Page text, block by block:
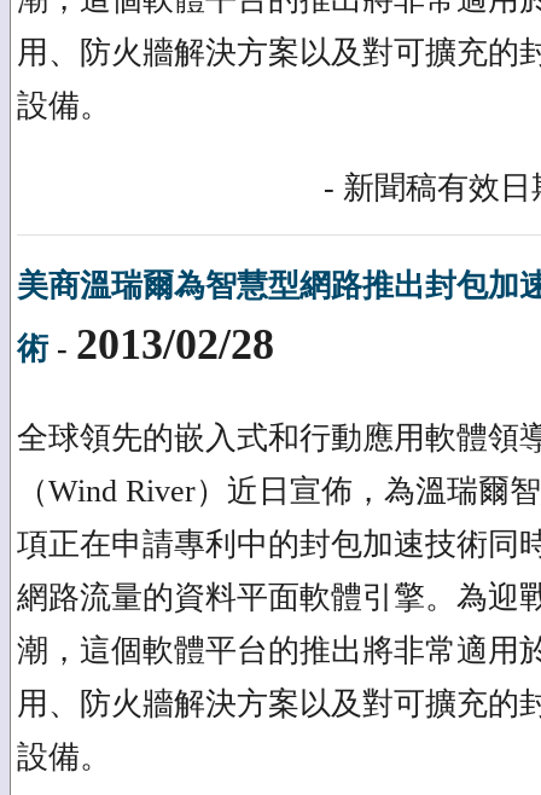
用、防火牆解決方案以及對可擴充的
設備。
- 新聞稿有效日
美商溫瑞爾為智慧型網路推出封包加
術- 2013/02/28
全球領先的嵌入式和行動應用軟體領
（Wind River）近日宣佈，為溫瑞爾
項正在申請專利中的封包加速技術同
網路流量的資料平面軟體引擎。為迎
潮，這個軟體平台的推出將非常適用
用、防火牆解決方案以及對可擴充的
設備。